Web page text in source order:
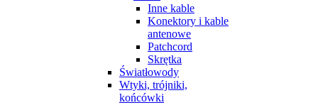
Inne kable
Konektory i kable
antenowe
Patchcord
Skrętka
Światłowody
Wtyki, trójniki,
końcówki